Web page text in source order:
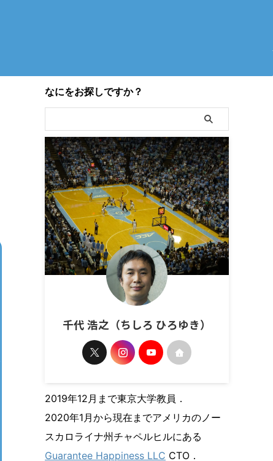
なにをお探しですか？
千代 浩之（ちしろ ひろゆき）
2019年12月まで東京大学教員．
2020年1月から現在までアメリカのノー
スカロライナ州チャペルヒルにある
Guarantee Happiness LLC CTO．